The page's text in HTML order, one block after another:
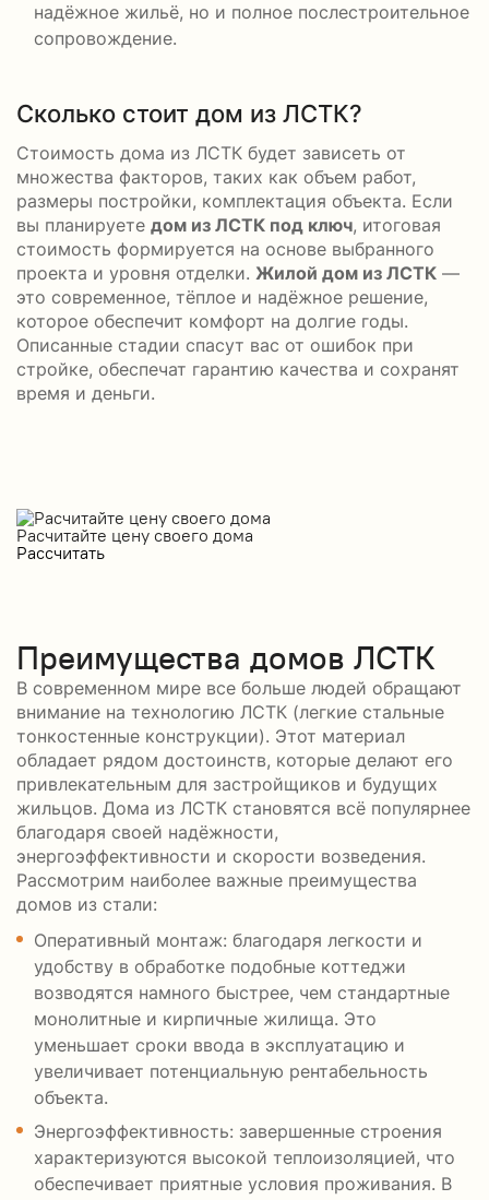
надёжное жильё, но и полное послестроительное
сопровождение.
Сколько стоит дом из ЛСТК?
Стоимость дома из ЛСТК будет зависеть от
множества факторов, таких как объем работ,
размеры постройки, комплектация объекта. Если
вы планируете дом из ЛСТК под ключ, итоговая
стоимость формируется на основе выбранного
проекта и уровня отделки. Жилой дом из ЛСТК —
это современное, тёплое и надёжное решение,
которое обеспечит комфорт на долгие годы.
Описанные стадии спасут вас от ошибок при
стройке, обеспечат гарантию качества и сохранят
время и деньги.
Расчитайте цену своего дома
Рассчитать
Преимущества домов ЛСТК
В современном мире все больше людей обращают
внимание на технологию ЛСТК (легкие стальные
тонкостенные конструкции). Этот материал
обладает рядом достоинств, которые делают его
привлекательным для застройщиков и будущих
жильцов. Дома из ЛСТК становятся всё популярнее
благодаря своей надёжности,
энергоэффективности и скорости возведения.
Рассмотрим наиболее важные преимущества
домов из стали:
Оперативный монтаж: благодаря легкости и
удобству в обработке подобные коттеджи
возводятся намного быстрее, чем стандартные
монолитные и кирпичные жилища. Это
уменьшает сроки ввода в эксплуатацию и
увеличивает потенциальную рентабельность
объекта.
Энергоэффективность: завершенные строения
характеризуются высокой теплоизоляцией, что
обеспечивает приятные условия проживания. В